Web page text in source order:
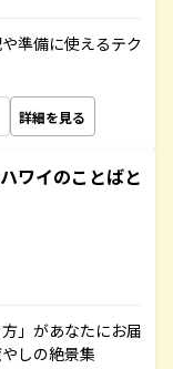
準備に使えるテク
詳細を見る
ワイのことばと
」があなたにお届
しの絶景集